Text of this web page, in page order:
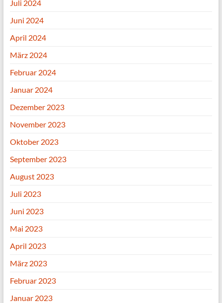
Juli 2024
Juni 2024
April 2024
März 2024
Februar 2024
Januar 2024
Dezember 2023
November 2023
Oktober 2023
September 2023
August 2023
Juli 2023
Juni 2023
Mai 2023
April 2023
März 2023
Februar 2023
Januar 2023